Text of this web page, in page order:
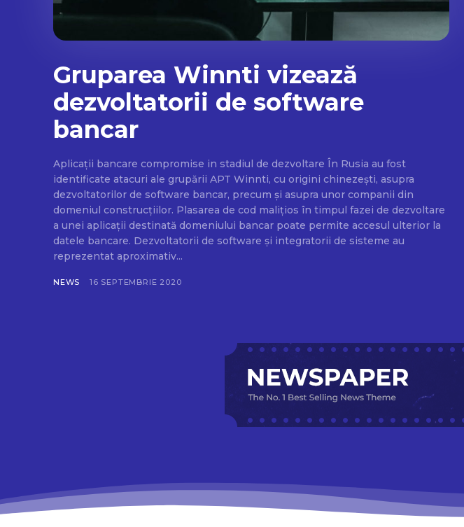
Gruparea Winnti vizează
dezvoltatorii de software
bancar
Aplicații bancare compromise in stadiul de dezvoltare În Rusia au fost
identificate atacuri ale grupării APT Winnti, cu origini chinezești, asupra
dezvoltatorilor de software bancar, precum și asupra unor companii din
domeniul construcțiilor. Plasarea de cod malițios în timpul fazei de dezvoltare
a unei aplicații destinată domeniului bancar poate permite accesul ulterior la
datele bancare. Dezvoltatorii de software și integratorii de sisteme au
reprezentat aproximativ...
NEWS 16 SEPTEMBRIE 2020